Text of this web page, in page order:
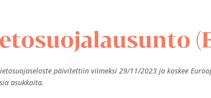
päivitettiin viimeksi 29/11/2023 ja koskee
asukkaita.